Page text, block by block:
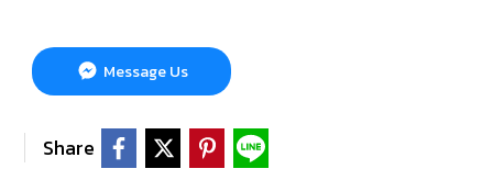
Message Us
Share